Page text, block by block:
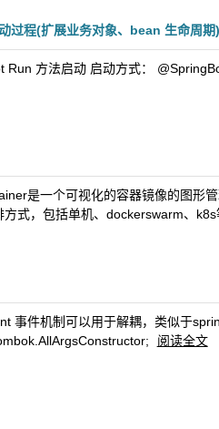
过程(扩展业务对象、bean 生命周
Run 方法启动 启动方式：
是一个可视化的容器镜像的图形
方式，包括单机、dockerswarm、
事件机制可以用于解耦，类似于
阅读全文